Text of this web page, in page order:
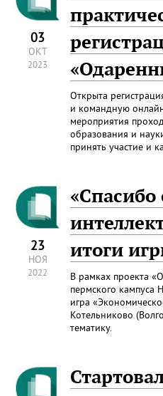
03
ОКТ
2023
Открыта
и командную
мероприятия
образования и
принять участие и
23
НОЯ
2022
итоги
В рамках проекта
пермского
игра
Котельниково
тематику.